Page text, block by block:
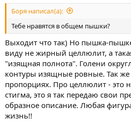
Боpя написал(а):
Тебе нравятся в общем пышки?
Выходит что так) Но пышка-
виду не жирный целлюлит, а
"изящная полнота". Голени
контуры изящные ровные. Так же
пропорциях. Про целлюлит - это
стигма, это я так передаю свои
образное описание. Любая
жизнь!!